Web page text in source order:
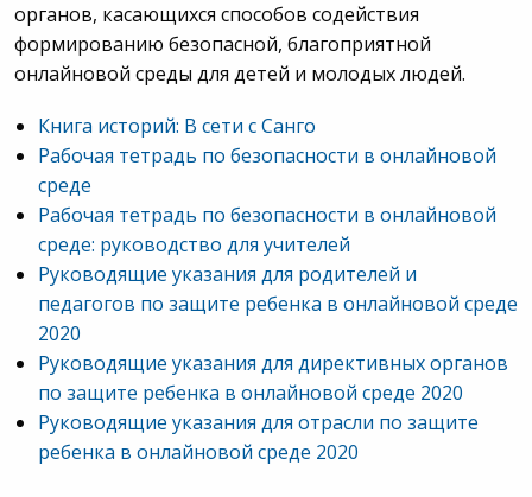
органов, касающихся способов содействия
формированию безопасной, благоприятной
онлайновой среды для детей и молодых людей.
Книга историй: В сети с Санго
Рабочая тетрадь по безопасности в онлайновой
среде
Рабочая тетрадь по безопасности в онлайновой
среде: руководство для учителей
Руководящие указания для родителей и
педагогов по защите ребенка в онлайновой среде
2020
Руководящие указания для директивных органов
по защите ребенка в онлайновой среде 2020
Руководящие указания для отрасли по защите
ребенка в онлайновой среде 2020